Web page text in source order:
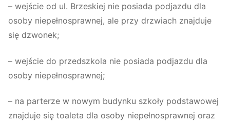
– wejście od ul. Brzeskiej nie posiada podjazdu dla
osoby niepełnosprawnej, ale przy drzwiach znajduje
się dzwonek;
– wejście do przedszkola nie posiada podjazdu dla
osoby niepełnosprawnej;
– na parterze w nowym budynku szkoły podstawowej
znajduje się toaleta dla osoby niepełnosprawnej oraz